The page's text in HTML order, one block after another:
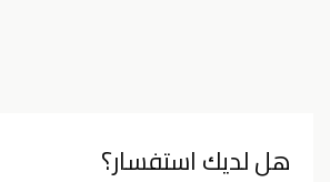
هل لديك استفسار؟